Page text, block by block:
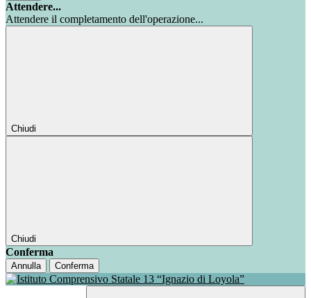
Attendere...
Attendere il completamento dell'operazione...
Chiudi
Chiudi
Conferma
Annulla Conferma